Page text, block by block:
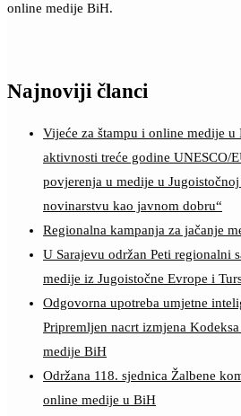
online medije BiH.
Najnoviji članci
Vijeće za štampu i online medije
aktivnosti treće godine UNESCO/
povjerenja u medije u
novinarstvu kao javnom dobru“
Regionalna kampanja za jačanje
U Sarajevu održan Peti regionalni
medije iz Jugoistočne Evrope i
Odgovorna upotreba umjetne
Pripremljen nacrt izmjena
medije BiH
Održana 118. sjednica Žalbene
online medije u BiH